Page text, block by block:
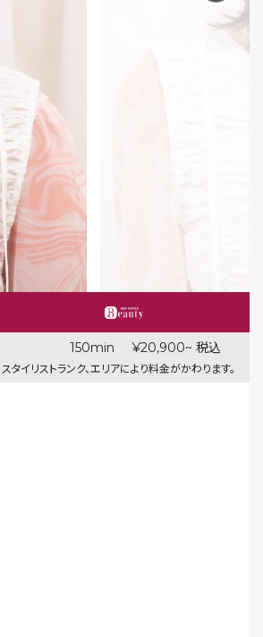
150min ¥20,900~ 税込
タイリストランク、エリアにより料金がかわります。